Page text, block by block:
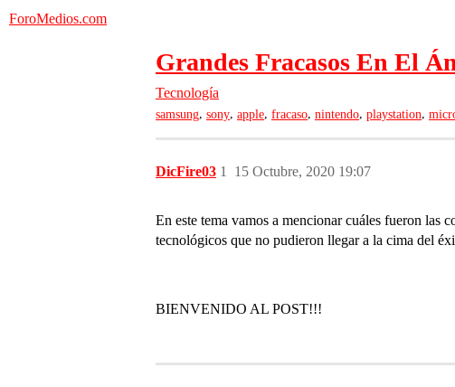
ForoMedios.com
Grandes Fracasos En El
Tecnología
samsung, sony, apple, fracaso, nintendo, playstation,
DicFire03 15 Octubre, 2020 19:07
1
En este tema vamos a mencionar cuáles fueron las
tecnológicos que no pudieron llegar a la cima del
BIENVENIDO AL POST!!!